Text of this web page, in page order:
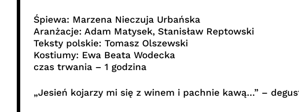
Śpiewa: Marzena Nieczuja Urbańska
Aranżacje: Adam Matysek, Stanisław Reptowski
Teksty polskie: Tomasz Olszewski
Kostiumy: Ewa Beata Wodecka
czas trwania – 1 godzina
„Jesień kojarzy mi się z winem i pachnie kawą…” –